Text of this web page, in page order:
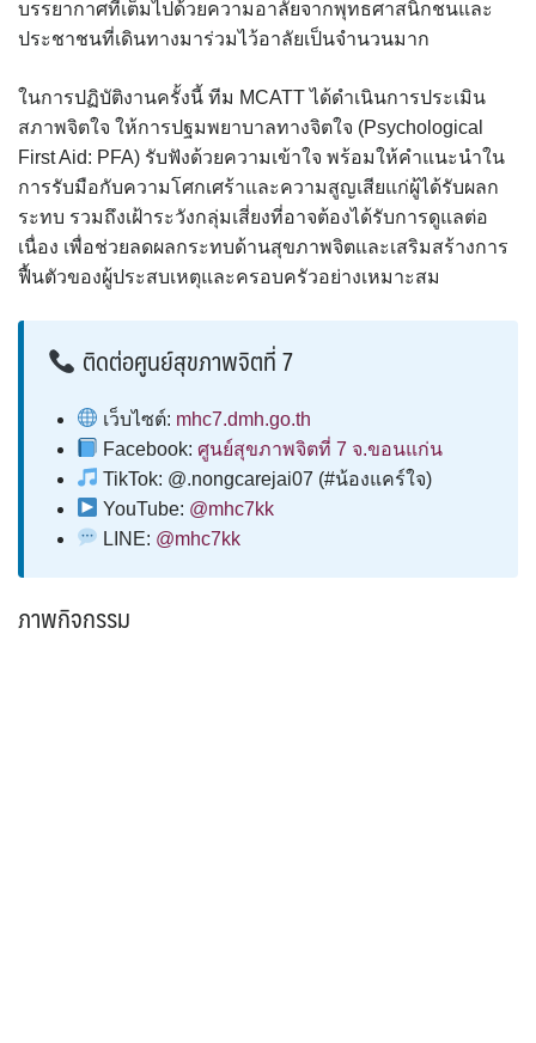
บรรยากาศที่เต็มไปด้วยความอาลัยจากพุทธศาสนิกชนและ
ประชาชนที่เดินทางมาร่วมไว้อาลัยเป็นจำนวนมาก
ในการปฏิบัติงานครั้งนี้ ทีม MCATT ได้ดำเนินการประเมิน
สภาพจิตใจ ให้การปฐมพยาบาลทางจิตใจ (Psychological
First Aid: PFA) รับฟังด้วยความเข้าใจ พร้อมให้คำแนะนำใน
การรับมือกับความโศกเศร้าและความสูญเสียแก่ผู้ได้รับผลก
ระทบ รวมถึงเฝ้าระวังกลุ่มเสี่ยงที่อาจต้องได้รับการดูแลต่อ
เนื่อง เพื่อช่วยลดผลกระทบด้านสุขภาพจิตและเสริมสร้างการ
ฟื้นตัวของผู้ประสบเหตุและครอบครัวอย่างเหมาะสม
ติดต่อศูนย์สุขภาพจิตที่ 7
เว็บไซต์: mhc7.dmh.go.th
Facebook:ศูนย์สุขภาพจิตที่ 7 จ.ขอนแก่น
TikTok: @.nongcarejai07 (#น้องแคร์ใจ)
YouTube: @mhc7kk
LINE: @mhc7kk
ภาพกิจกรรม